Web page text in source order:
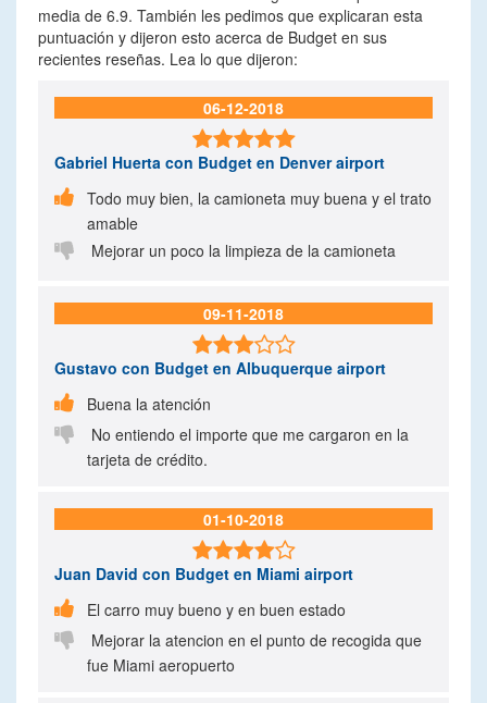
media de 6.9. También les pedimos que explicaran esta
puntuación y dijeron esto acerca de Budget en sus
recientes reseñas. Lea lo que dijeron:
06-12-2018

Gabriel Huerta con Budget en Denver airport
 Todo muy bien, la camioneta muy buena y el trato
amable

Mejorar un poco la limpieza de la camioneta
09-11-2018

Gustavo con Budget en Albuquerque airport

Buena la atención

No entiendo el importe que me cargaron en la
tarjeta de crédito.
01-10-2018

Juan David con Budget en Miami airport

El carro muy bueno y en buen estado

Mejorar la atencion en el punto de recogida que
fue Miami aeropuerto